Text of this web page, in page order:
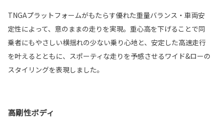
TNGAプラットフォームがもたらす優れた重量バランス・車両安
定性によって、意のままの走りを実現。重心高を下げることで同
乗者にもやさしい横揺れの少ない乗り心地と、安定した高速走行
を叶えるとともに、スポーティな走りを予感させるワイド&ローの
スタイリングを表現しました。
高剛性ボディ